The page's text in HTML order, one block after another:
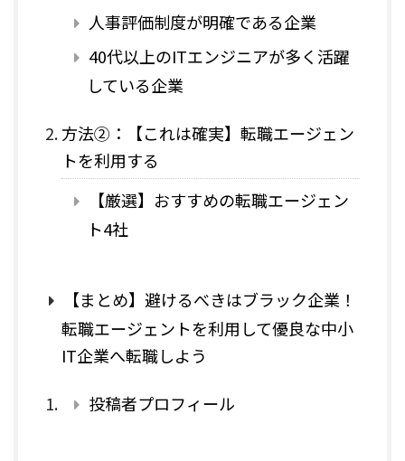
人事評価制度が明確である企業
40代以上のITエンジニアが多く活躍
している企業
方法②：【これは確実】転職エージェン
トを利用する
【厳選】おすすめの転職エージェン
ト4社
【まとめ】避けるべきはブラック企業！
転職エージェントを利用して優良な中小
IT企業へ転職しよう
投稿者プロフィール